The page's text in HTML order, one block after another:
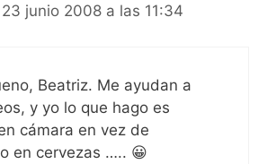
junio 2008 a las 11:34
Beatriz. Me ayudan a
y yo lo que hago es
cámara en vez de
en cervezas ….. 😀